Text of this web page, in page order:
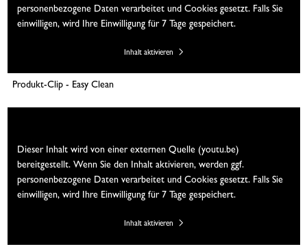
personenbezogene Daten verarbeitet und Cookies gesetzt. Falls Sie
einwilligen, wird Ihre Einwilligung für 7 Tage gespeichert.
Inhalt aktivieren
Produkt-Clip - Easy Clean
Dieser Inhalt wird von einer externen Quelle (youtu.be)
bereitgestellt. Wenn Sie den Inhalt aktivieren, werden ggf.
personenbezogene Daten verarbeitet und Cookies gesetzt. Falls Sie
einwilligen, wird Ihre Einwilligung für 7 Tage gespeichert.
Inhalt aktivieren